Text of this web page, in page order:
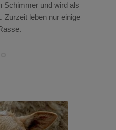
Schimmer und wird als
Zurzeit leben nur einige